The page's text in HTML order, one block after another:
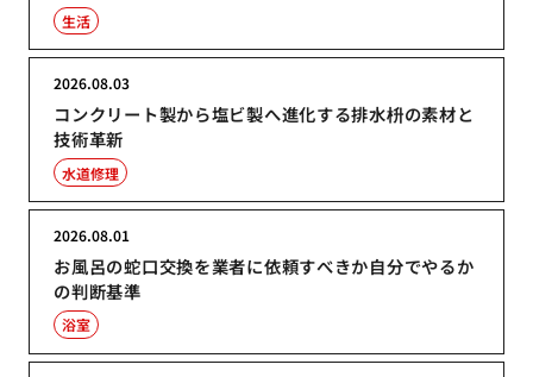
生活
コンクリート製から塩ビ製へ進化する排水枡の素材と
技術革新
2026.08.03
水道修理
お風呂の蛇口交換を業者に依頼すべきか自分でやるか
の判断基準
2026.08.01
浴室